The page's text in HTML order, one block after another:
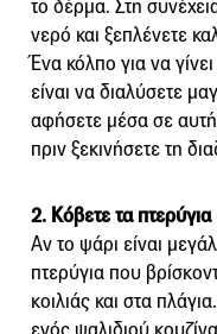
το δέρμα. Στη
νερό και ξεπλένετε
Ένα κόλπο για να
είναι να διαλύσετε
αφήσετε μέσα σε
πριν ξεκινήσετε τη
2. Κόβετε τα πτερύγια
Αν το ψάρι είναι
πτερύγια που
κοιλιάς και στα